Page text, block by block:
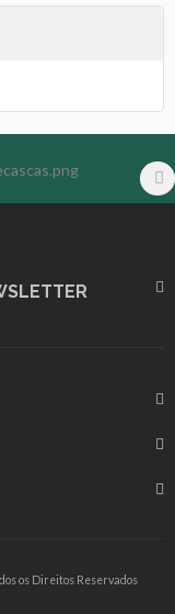
os Direitos Reservados